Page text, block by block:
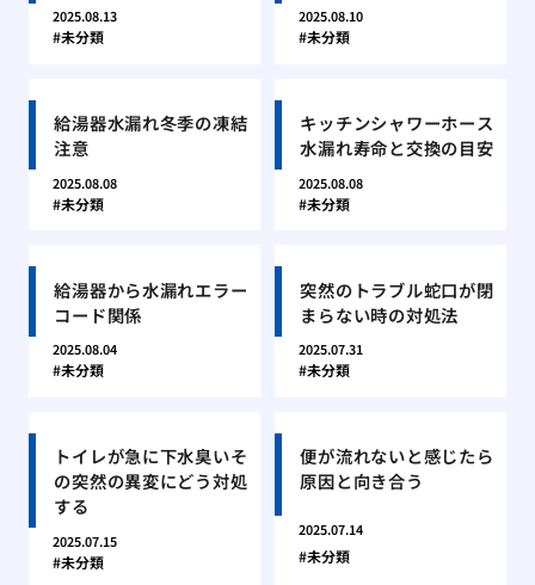
2025.08.13
未分類
2025.08.10
未分類
給湯器水漏れ冬季の凍結
注意
2025.08.08
未分類
キッチンシャワーホース
水漏れ寿命と交換の目安
2025.08.08
未分類
給湯器から水漏れエラー
コード関係
2025.08.04
未分類
突然のトラブル蛇口が閉
まらない時の対処法
2025.07.31
未分類
トイレが急に下水臭いそ
の突然の異変にどう対処
する
2025.07.15
未分類
便が流れないと感じたら
原因と向き合う
2025.07.14
未分類